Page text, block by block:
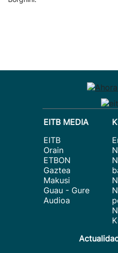
EITB MEDIA
EITB
Orain
ETBON
Gaztea
Makusi
Guau - Gure
Audioa